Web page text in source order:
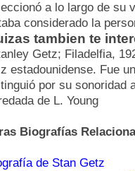
a lo largo de su
considerado la
tambien te
Getz; Filadelfia,
estadounidense. Fue
por su sonoridad
de L. Young
Biografías
de Stan Getz